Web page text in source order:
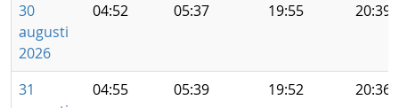
30
augusti
2026
04:52 05:37 19:55 20:39
31
04:55 05:39 19:52 20:36